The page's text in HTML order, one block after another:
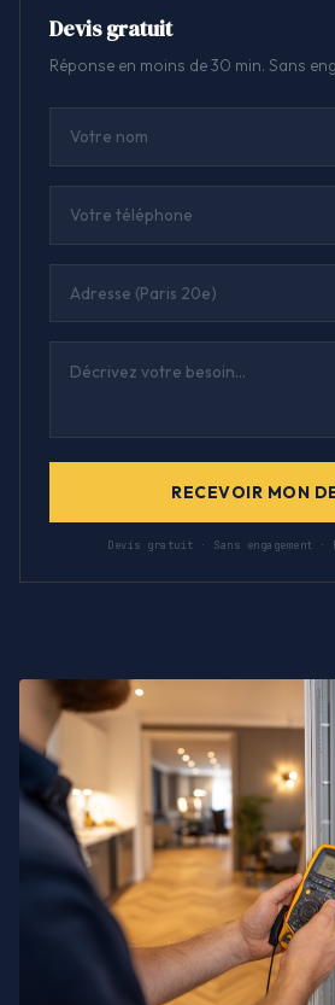
Devis gratuit
Réponse en moins de 30 min. Sans
RECEVOIR MON
Devis gratuit · Sans engagement ·